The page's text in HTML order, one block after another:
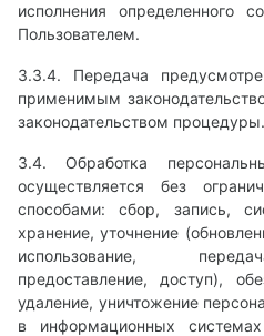
исполнения определенного
Пользователем.
3.3.4. Передача
применимым
законодательством процедуры.
3.4. Обработка
осуществляется без
способами: сбор, запись,
хранение, уточнение
использование,
предоставление, доступ),
удаление, уничтожение
в информационных